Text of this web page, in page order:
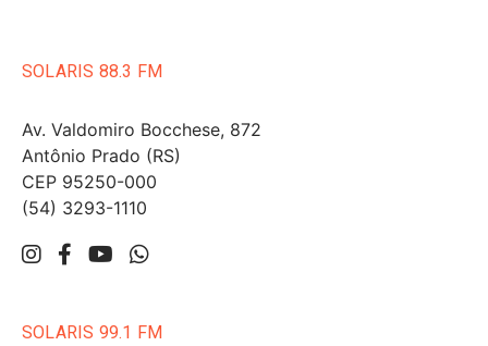
SOLARIS 88.3 FM
Av. Valdomiro Bocchese, 872
Antônio Prado (RS)
CEP 95250-000
(54) 3293-1110
SOLARIS 99.1 FM